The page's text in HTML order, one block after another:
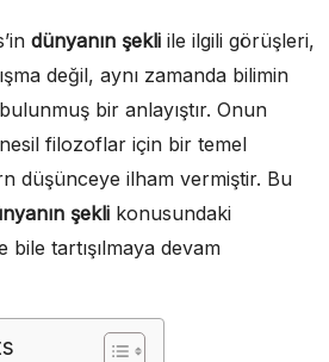
dünyanın şekli ile ilgili görüşleri,
değil, aynı zamanda bilimin
bir anlayıştır. Onun
filozoflar için bir temel
düşünceye ilham vermiştir. Bu
şekli konusundaki
tartışılmaya devam